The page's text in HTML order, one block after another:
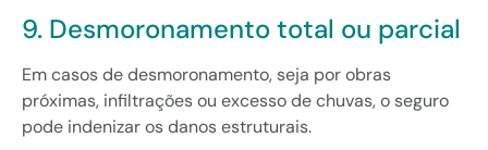
9. Desmoronamento total ou parcial
Em casos de desmoronamento, seja por obras
próximas, infiltrações ou excesso de chuvas, o seguro
pode indenizar os danos estruturais.